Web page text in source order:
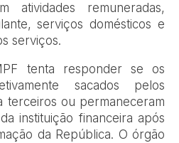
atividades remuneradas,
serviços domésticos e
serviços.
tenta responder se os
sacados pelos
terceiros ou permaneceram
instituição financeira após
da República. O órgão